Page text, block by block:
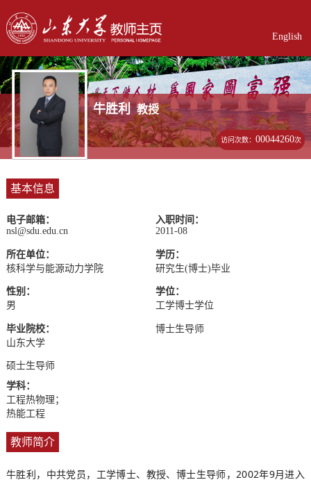
English
牛胜利 教授
访问次数：00044260次
基本信息
电子邮箱：
nsl@sdu.edu.cn
入职时间：
2011-08
所在单位：
核科学与能源动力学院
学历：
研究生(博士)毕业
性别：
男
学位：
工学博士学位
毕业院校：
山东大学
博士生导师
硕士生导师
学科：
工程热物理；
热能工程
教师简介
牛胜利，中共党员，工学博士、教授、博士生导师，2002年9月进入